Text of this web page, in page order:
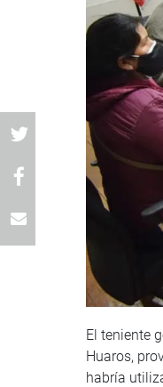
El teniente
Huaros,
habría